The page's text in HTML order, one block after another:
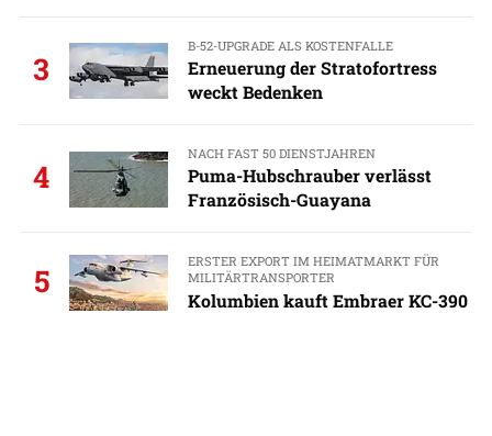
3
B-52-UPGRADE ALS KOSTENFALLE
Erneuerung der Stratofortress
weckt Bedenken
4
NACH FAST 50 DIENSTJAHREN
Puma-Hubschrauber verlässt
Französisch-Guayana
5
ERSTER EXPORT IM HEIMATMARKT FÜR
MILITÄRTRANSPORTER
Kolumbien kauft Embraer KC-390